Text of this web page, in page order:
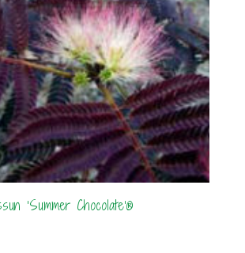
‘Summer Chocolate’®